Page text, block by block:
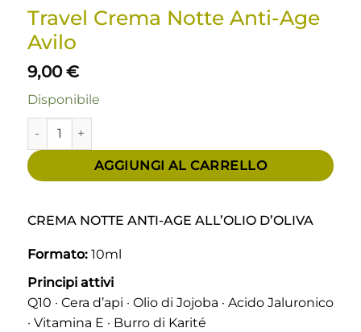
Travel Crema Notte Anti-Age
Avilo
9,00€
Disponibile
Travel Crema Notte Anti-Age Avilo quantità
AGGIUNGI AL CARRELLO
CREMA NOTTE ANTI-AGE ALL’OLIO D’OLIVA
Formato:10ml
Principi attivi
Q10 · Cera d’api · Olio di Jojoba · Acido Jaluronico
· Vitamina E · Burro di Karité